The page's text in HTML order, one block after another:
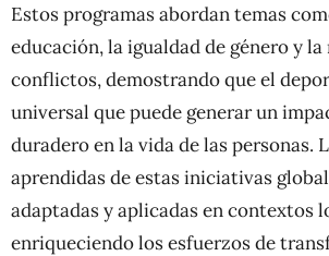
Estos programas abordan temas
educación, la igualdad de género y
conflictos, demostrando que el
universal que puede generar un
duradero en la vida de las personas.
aprendidas de estas iniciativas
adaptadas y aplicadas en contextos
enriqueciendo los esfuerzos de